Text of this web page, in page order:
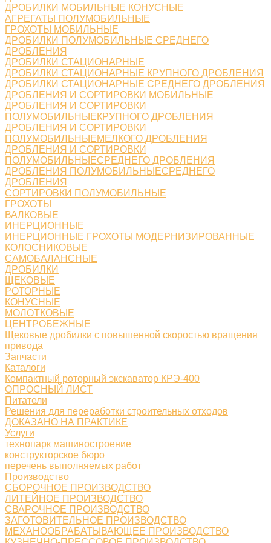
ДРОБИЛКИ МОБИЛЬНЫЕ КОНУСНЫЕ
АГРЕГАТЫ ПОЛУМОБИЛЬНЫЕ
ГРОХОТЫ МОБИЛЬНЫЕ
ДРОБИЛКИ ПОЛУМОБИЛЬНЫЕ СРЕДНЕГО
ДРОБЛЕНИЯ
ДРОБИЛКИ СТАЦИОНАРНЫЕ
ДРОБИЛКИ СТАЦИОНАРНЫЕ КРУПНОГО ДРОБЛЕНИЯ
ДРОБИЛКИ СТАЦИОНАРНЫЕ СРЕДНЕГО ДРОБЛЕНИЯ
ДРОБЛЕНИЯ И СОРТИРОВКИ МОБИЛЬНЫЕ
ДРОБЛЕНИЯ И СОРТИРОВКИ
ПОЛУМОБИЛЬНЫЕКРУПНОГО ДРОБЛЕНИЯ
ДРОБЛЕНИЯ И СОРТИРОВКИ
ПОЛУМОБИЛЬНЫЕМЕЛКОГО ДРОБЛЕНИЯ
ДРОБЛЕНИЯ И СОРТИРОВКИ
ПОЛУМОБИЛЬНЫЕСРЕДНЕГО ДРОБЛЕНИЯ
ДРОБЛЕНИЯ ПОЛУМОБИЛЬНЫЕСРЕДНЕГО
ДРОБЛЕНИЯ
СОРТИРОВКИ ПОЛУМОБИЛЬНЫЕ
ГРОХОТЫ
ВАЛКОВЫЕ
ИНЕРЦИОННЫЕ
ИНЕРЦИОННЫЕ ГРОХОТЫ МОДЕРНИЗИРОВАННЫЕ
КОЛОСНИКОВЫЕ
САМОБАЛАНСНЫЕ
ДРОБИЛКИ
ЩЕКОВЫЕ
РОТОРНЫЕ
КОНУСНЫЕ
МОЛОТКОВЫЕ
ЦЕНТРОБЕЖНЫЕ
Щековые дробилки с повышенной скоростью вращения
привода
Запчасти
Каталоги
Компактный роторный экскаватор КРЭ-400
ОПРОСНЫЙ ЛИСТ
Питатели
Решения для переработки строительных отходов
ДОКАЗАНО НА ПРАКТИКЕ
Услуги
технопарк машиностроение
конструкторское бюро
перечень выполняемых работ
Производство
СБОРОЧНОЕ ПРОИЗВОДСТВО
ЛИТЕЙНОЕ ПРОИЗВОДСТВО
СВАРОЧНОЕ ПРОИЗВОДСТВО
ЗАГОТОВИТЕЛЬНОЕ ПРОИЗВОДСТВО
МЕХАНООБРАБАТЫВАЮЩЕЕ ПРОИЗВОДСТВО